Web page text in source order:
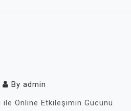
By admin
Online Etkileşimin Gücünü